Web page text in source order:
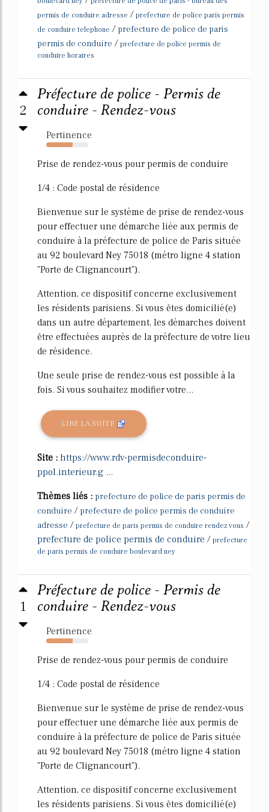
permis de conduire adresse / prefecture de police paris permis
de conduire telephone / prefecture de police de paris
permis de conduire / prefecture de police permis de
conduire horaires
2
Préfecture de police - Permis de
conduire - Rendez-vous
Pertinence
63%
Prise de rendez-vous pour permis de conduire
1/4 : Code postal de résidence
Bienvenue sur le système de prise de rendez-vous
pour effectuer une démarche liée aux permis de
conduire à la préfecture de police de Paris située
au 92 boulevard Ney 75018 (métro ligne 4 station
"Porte de Clignancourt").
Attention, ce dispositif concerne exclusivement
les résidents parisiens. Si vous êtes domicilié(e)
dans un autre département, les démarches doivent
être effectuées auprès de la préfecture de votre lieu
de résidence.
Une seule prise de rendez-vous est possible à la
fois. Si vous souhaitez modifier votre...
LIRE LA SUITE
Site : https://www.rdv-permisdeconduire-
ppol.interieur.g ...
Thèmes liés : prefecture de police de paris permis de
conduire / prefecture de police permis de conduire
adresse / prefecture de paris permis de conduire rendez vous /
prefecture de police permis de conduire / prefecture
de paris permis de conduire boulevard ney
1
Préfecture de police - Permis de
conduire - Rendez-vous
Pertinence
63%
Prise de rendez-vous pour permis de conduire
1/4 : Code postal de résidence
Bienvenue sur le système de prise de rendez-vous
pour effectuer une démarche liée aux permis de
conduire à la préfecture de police de Paris située
au 92 boulevard Ney 75018 (métro ligne 4 station
"Porte de Clignancourt").
Attention, ce dispositif concerne exclusivement
les résidents parisiens. Si vous êtes domicilié(e)